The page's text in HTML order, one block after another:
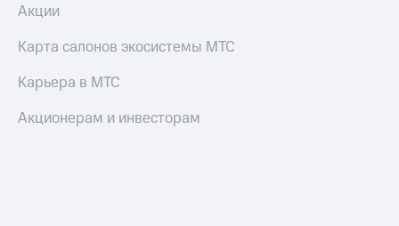
Акции
Карта салонов экосистемы МТС
Карьера в МТС
Акционерам и инвесторам